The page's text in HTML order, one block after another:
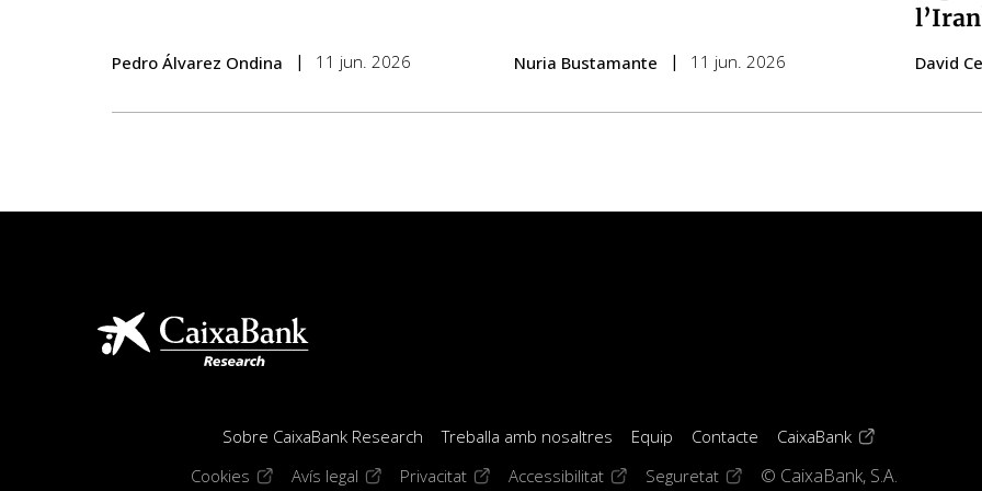
Pedro Álvarez Ondina 11 jun. 2026 Nuria Bustamante 11 jun. 2026 David
Sobre CaixaBank Research Treballa amb nosaltres Equip Contacte CaixaBank(opens in a new
Cookies (opens in a new window)
Avís legal (opens in a new window)
Privacitat(opens in a new window)
Accessibilitat(opens in a new window)
Seguretat(opens in a new window)